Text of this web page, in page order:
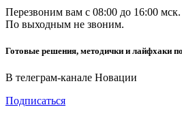
Перезвоним вам с 08:00 до 16:00 мск.
По выходным не звоним.
Готовые решения, методички и лайфхаки
В телеграм-канале Новации
Подписаться